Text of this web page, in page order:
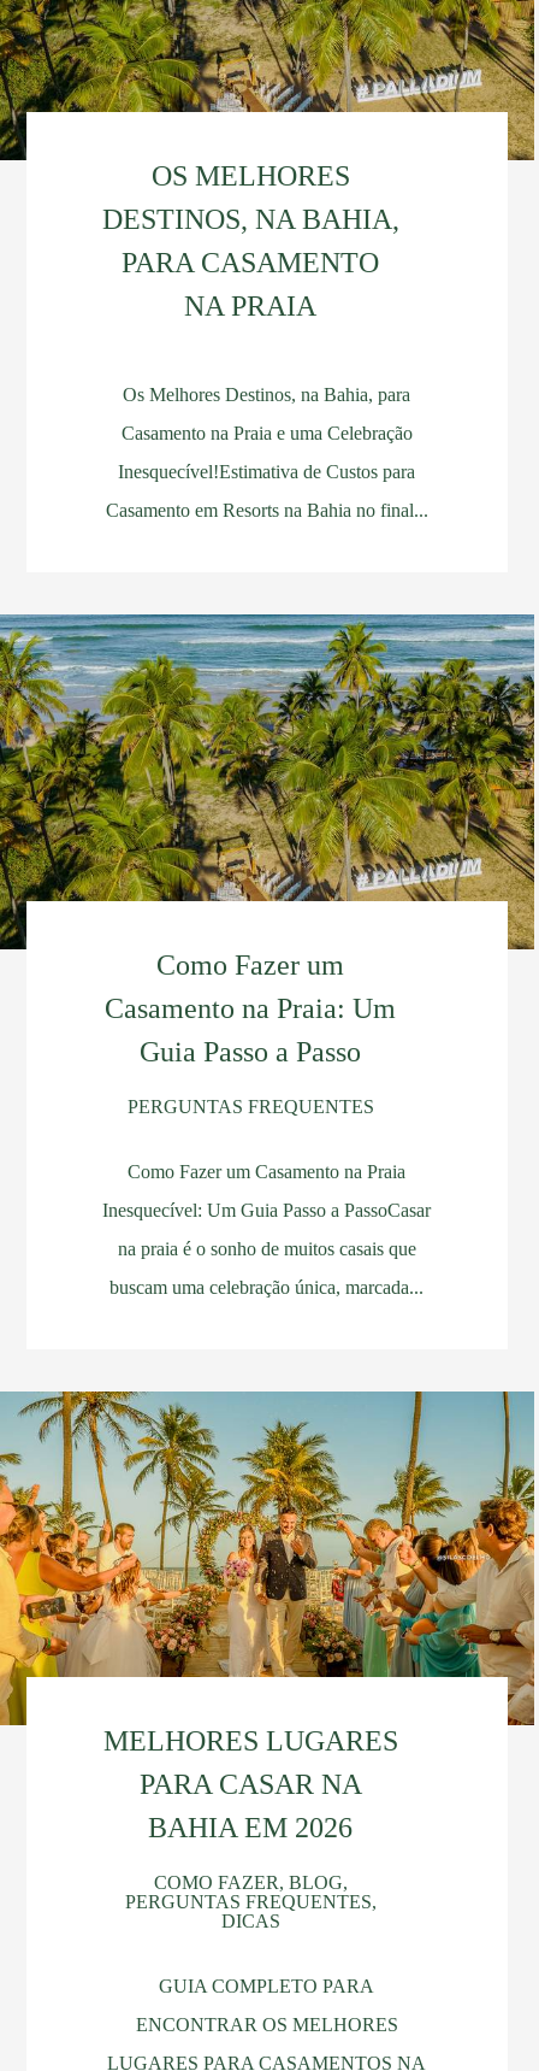
OS MELHORES
DESTINOS, NA BAHIA,
PARA CASAMENTO
NA PRAIA
Os Melhores Destinos, na Bahia, para
Casamento na Praia e uma Celebração
Inesquecível!Estimativa de Custos para
Casamento em Resorts na Bahia no final...
Como Fazer um
Casamento na Praia: Um
Guia Passo a Passo
PERGUNTAS FREQUENTES
Como Fazer um Casamento na Praia
Inesquecível: Um Guia Passo a PassoCasar
na praia é o sonho de muitos casais que
buscam uma celebração única, marcada...
MELHORES LUGARES
PARA CASAR NA
BAHIA EM 2026
COMO FAZER, BLOG,
PERGUNTAS FREQUENTES,
DICAS
GUIA COMPLETO PARA
ENCONTRAR OS MELHORES
LUGARES PARA CASAMENTOS NA